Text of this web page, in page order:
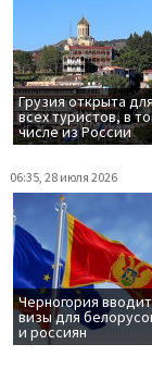
Грузия открыта
всех туристов, в
числе из России
06:35, 28 июля 2026
Черногория вводит
визы для
и россиян